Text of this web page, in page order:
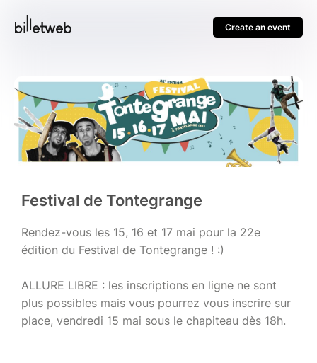
Create an event
Festival de Tontegrange
Rendez-vous les 15, 16 et 17 mai pour la 22e
édition du Festival de Tontegrange ! :)
ALLURE LIBRE : les inscriptions en ligne ne sont
plus possibles mais vous pourrez vous inscrire sur
place, vendredi 15 mai sous le chapiteau dès 18h.